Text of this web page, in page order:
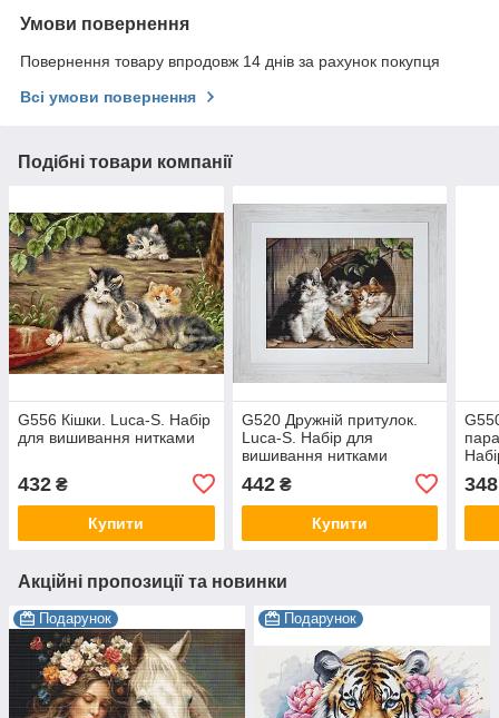
Умови повернення
Повернення товару впродовж 14 днів за рахунок покупця
Всі умови повернення
Подібні товари компанії
G556 Кішки. Luca-S. Набір
для вишивання нитками
432 ₴
Купити
G520 Дружній притулок.
Luca-S. Набір для
вишивання нитками
442₴
Купити
348
Акційні пропозиції та новинки
Подарунок Подарунок